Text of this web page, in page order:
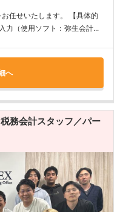
任せいたします。 【具体的
力（使用ソフト：弥生会計...
へ
務会計スタッフ／パー